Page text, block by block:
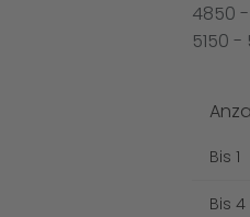
4850 -
5150 -
Bis 1
Bis 4